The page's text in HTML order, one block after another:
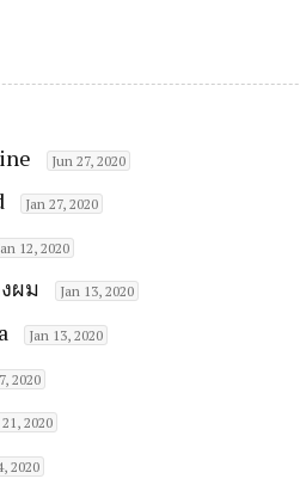
Jun 27, 2020
Jan 27, 2020
12, 2020
ผม Jan 13, 2020
Jan 13, 2020
2020
21, 2020
2020